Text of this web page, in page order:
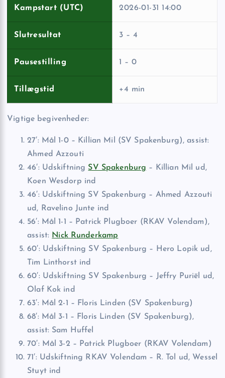
Kampstart (UTC) 2026-01-31 14:00
Slutresultat 3 – 4
Pausestilling 1 – 0
Tillægstid +4 min
Vigtige begivenheder:
27′: Mål 1-0 – Killian Mil (SV Spakenburg), assist:
Ahmed Azzouti
46′: Udskiftning SV Spakenburg – Killian Mil ud,
Koen Wesdorp ind
46′: Udskiftning SV Spakenburg – Ahmed Azzouti
ud, Ravelino Junte ind
56′: Mål 1-1 – Patrick Plugboer (RKAV Volendam),
assist: Nick Runderkamp
60′: Udskiftning SV Spakenburg – Hero Lopik ud,
Tim Linthorst ind
60′: Udskiftning SV Spakenburg – Jeffry Puriël ud,
Olaf Kok ind
63′: Mål 2-1 – Floris Linden (SV Spakenburg)
68′: Mål 3-1 – Floris Linden (SV Spakenburg),
assist: Sam Huffel
70′: Mål 3-2 – Patrick Plugboer (RKAV Volendam)
71′: Udskiftning RKAV Volendam – R. Tol ud, Wessel
Stuyt ind